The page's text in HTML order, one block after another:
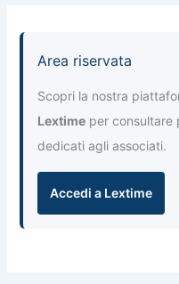
Area riservata
Scopri la nostra
Lextime per consultare
dedicati agli associati.
Accedi a Lextime